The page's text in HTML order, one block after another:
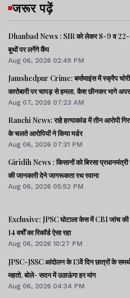
जरूर पढ़ें
Dhanbad News : SIR को लेकर 8-9 व 22-
बूथों पर लगेंगे कैंप
Aug 06, 2026 02:49 PM
Jamshedpur Crime: बर्मामाइंस में स्क्रैप चोरी
कारोबारी पर चापड़ से हमला, कैश छीनकर भागे
Aug 07, 2026 07:23 AM
Ranchi News: राहे हत्याकांड में तीन आरोपी
के चलते आरोपियों ने किया मर्डर
Aug 06, 2026 07:31 PM
Giridih News : किसानों को बिरसा प्रधानमंत्री
की जानकारी देने जागरूकता रथ रवाना
Aug 06, 2026 05:52 PM
Exclusive: JPSC घोटाला केस में CBI जांच की
14 वर्षों का रिकॉर्ड ऐसा रहा
Aug 06, 2026 10:27 PM
JPSC-JSSC आंदोलन के 13वें दिन छात्रों के
महतो, बोले- सदन में उठाऊंगा हर मांग
Aug 06, 2026 04:34 PM